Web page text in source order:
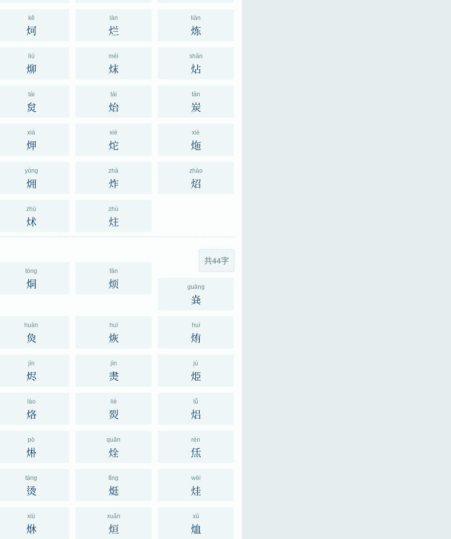
kě
炣
làn
烂
liàn
炼
liù
㶯
méi
㶬
shǎn
炶
tái
炱
tái
炲
tàn
炭
xiá
炠
xiè
炨
xiè
炧
yòng
㶲
zhà
炸
zhào
炤
zhú
炢
zhù
炷
共44字
tóng
烔
fán
烦 guāng
烡
huàn
烉
huī
烣
huí
烠
jìn
烬
jìn
㶳
jù
烥
lào
烙
liè
烮
lǚ
焒
pò
烞
quǎn
烇
rèn
㶵
tàng
烫
tǐng
烶
wēi
烓
xiū
烌
xuǎn
烜
xù
烅